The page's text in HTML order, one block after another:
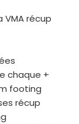
VMA récup
chaque +
footing
récup